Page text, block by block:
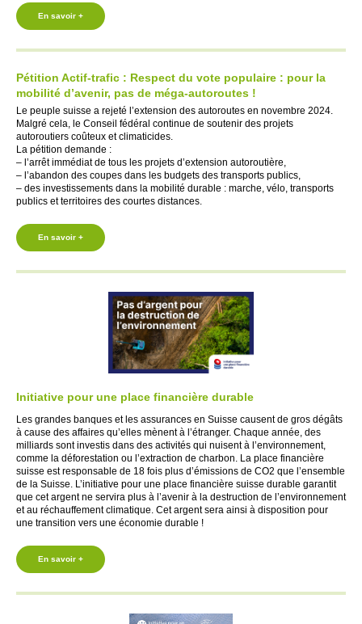
En savoir +
Pétition Actif-trafic : Respect du vote populaire : pour la
mobilité d’avenir, pas de méga-autoroutes !
Le peuple suisse a rejeté l’extension des autoroutes en novembre 2024.
Malgré cela, le Conseil fédéral continue de soutenir des projets
autoroutiers coûteux et climaticides.
La pétition demande :
– l’arrêt immédiat de tous les projets d’extension autoroutière,
– l’abandon des coupes dans les budgets des transports publics,
– des investissements dans la mobilité durable : marche, vélo, transports
publics et territoires des courtes distances.
En savoir +
Initiative pour une place financière durable
Les grandes banques et les assurances en Suisse causent de gros dégâts
à cause des affaires qu’elles mènent à l’étranger. Chaque année, des
milliards sont investis dans des activités qui nuisent à l’environnement,
comme la déforestation ou l’extraction de charbon. La place financière
suisse est responsable de 18 fois plus d’émissions de CO2 que l’ensemble
de la Suisse. L’initiative pour une place financière suisse durable garantit
que cet argent ne servira plus à l’avenir à la destruction de l’environnement
et au réchauffement climatique. Cet argent sera ainsi à disposition pour
une transition vers une économie durable !
En savoir +